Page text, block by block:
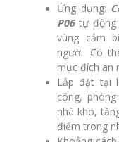
Ứng dụng:
P06tự động
vùng cảm
người. Có
mục đích an
Lắp đặt tại
công,
nhà kho,
điểm trong